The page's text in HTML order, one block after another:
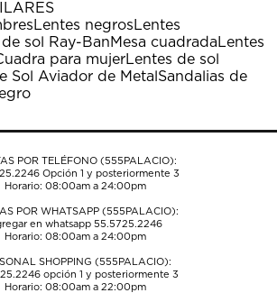
Lentes negrosLentes
sol Ray-BanMesa cuadradaLentes
para mujerLentes de sol
Sol Aviador de Metal Sandalias de
POR TELÉFONO (555PALACIO):
Opción 1 y posteriormente 3
Horario: 08:00am a 24:00pm
POR WHATSAPP (555PALACIO):
en whatsapp 55.5725.2246
Horario: 08:00am a 24:00pm
SHOPPING (555PALACIO):
opción 1 y posteriormente 3
Horario: 08:00am a 22:00pm